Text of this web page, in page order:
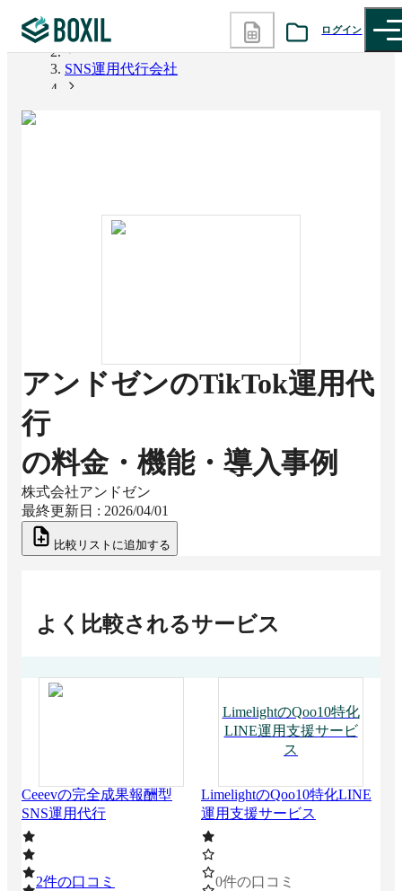
ログイン
カテゴリから探す
BOXILの使い方ガイド
BOXIL
SNS運用代行会社
アンドゼンのTikTok運用代
行
の料金・機能・導入事例
株式会社アンドゼン
最終更新日 : 2026/04/01
比較リストに追加する
よく比較されるサービス
Ceeevの完全成果報酬型
SNS運用代行
2件の口コミ
LimelightのQoo10特化
LINE運用支援サービ
ス
LimelightのQoo10特化LINE
運用支援サービス
0件の口コミ